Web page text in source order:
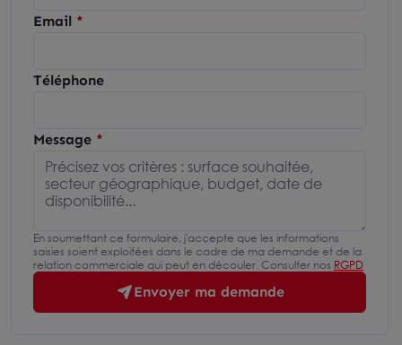
Email
Téléphone
Message
En soumettant ce formulaire, j'accepte que les informations
saisies soient exploitées dans le cadre de ma demande et de la
relation commerciale qui peut en découler. Consulter nos RGPD
Envoyer ma demande